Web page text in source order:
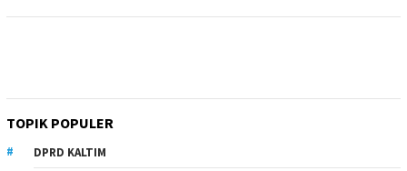
TOPIK POPULER
DPRD KALTIM